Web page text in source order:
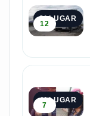
3º LUGAR
12
4º LUGAR
7